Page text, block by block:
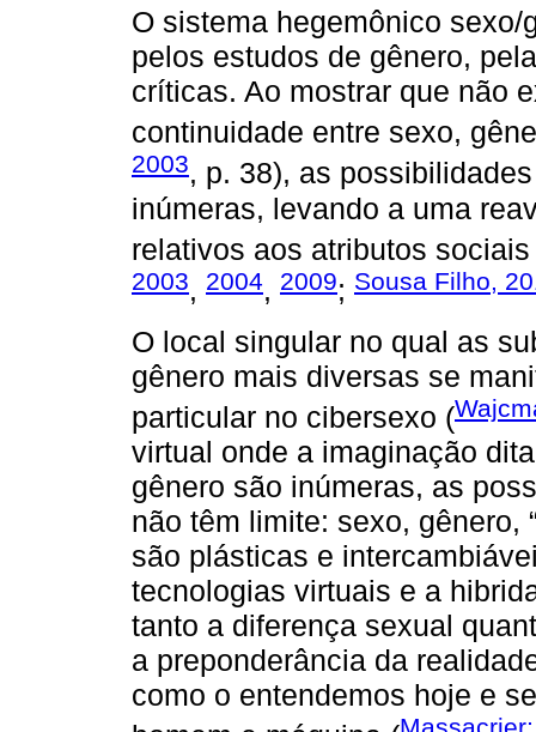
O sistema hegemônico
pelos estudos de gênero,
críticas. Ao mostrar que não
continuidade entre sexo,
2003, p. 38), as
inúmeras, levando a uma
relativos aos atributos
2003, 2004, 2009; Sousa Filho,
O local singular no qual as
gênero mais diversas se
particular no cibersexo (
virtual onde a imaginação
gênero são inúmeras, as
não têm limite: sexo, gênero,
são plásticas e
tecnologias virtuais e a
tanto a diferença sexual
a preponderância da
como o entendemos hoje e